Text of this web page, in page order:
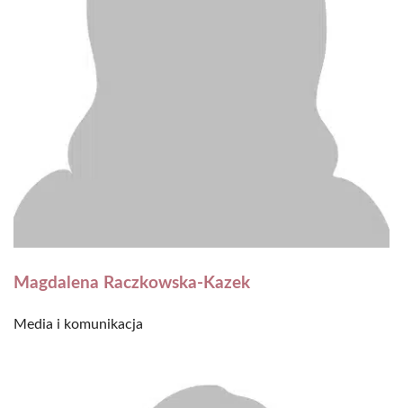
Magdalena Raczkowska-Kazek
Media i komunikacja